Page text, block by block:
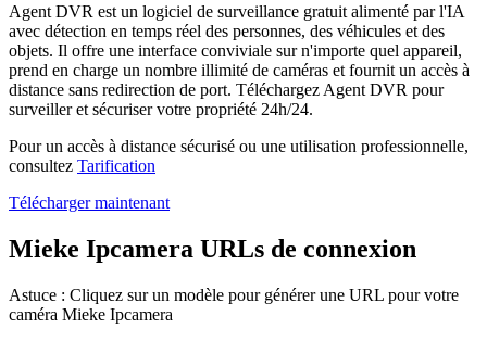
Agent DVR est un logiciel de surveillance gratuit alimenté par l'IA
avec détection en temps réel des personnes, des véhicules et des
objets. Il offre une interface conviviale sur n'importe quel appareil,
prend en charge un nombre illimité de caméras et fournit un accès à
distance sans redirection de port. Téléchargez Agent DVR pour
surveiller et sécuriser votre propriété 24h/24.
Pour un accès à distance sécurisé ou une utilisation professionnelle,
consultez Tarification
Télécharger maintenant
Mieke Ipcamera URLs de connexion
Astuce : Cliquez sur un modèle pour générer une URL pour votre
caméra Mieke Ipcamera